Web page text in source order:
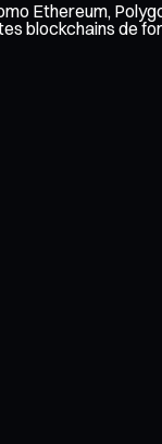
Ethereum,
blockchains de